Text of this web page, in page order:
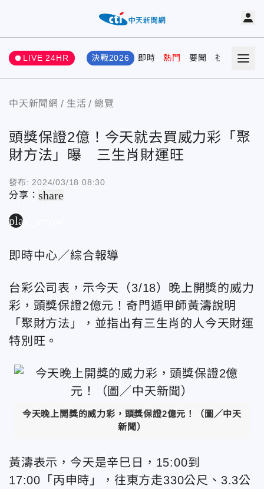
LIVE 24HR 決戰2026 即時 熱門 要聞 社會 娛樂
中天新聞網 生活 總覽
頭獎保證2億！今天就去買威力彩「聚
財方法」曝 三生肖財運旺
發布: 2024/03/18 08:30
分享：share
play_arrow
即時中心／綜合報導
台彩公司表，示今天（3/18）晚上開獎的威力
彩，頭獎保證2億元！奇門遁甲師黃濤說明
「聚財方法」，並指出有三生肖的人今天財運
特別旺。
今天晚上開獎的威力彩，頭獎保證2億元！（圖／中天
新聞）
黃濤表示，今天是辛巳日，15:00到
17:00「丙申時」，往東方走330公尺、3.3公